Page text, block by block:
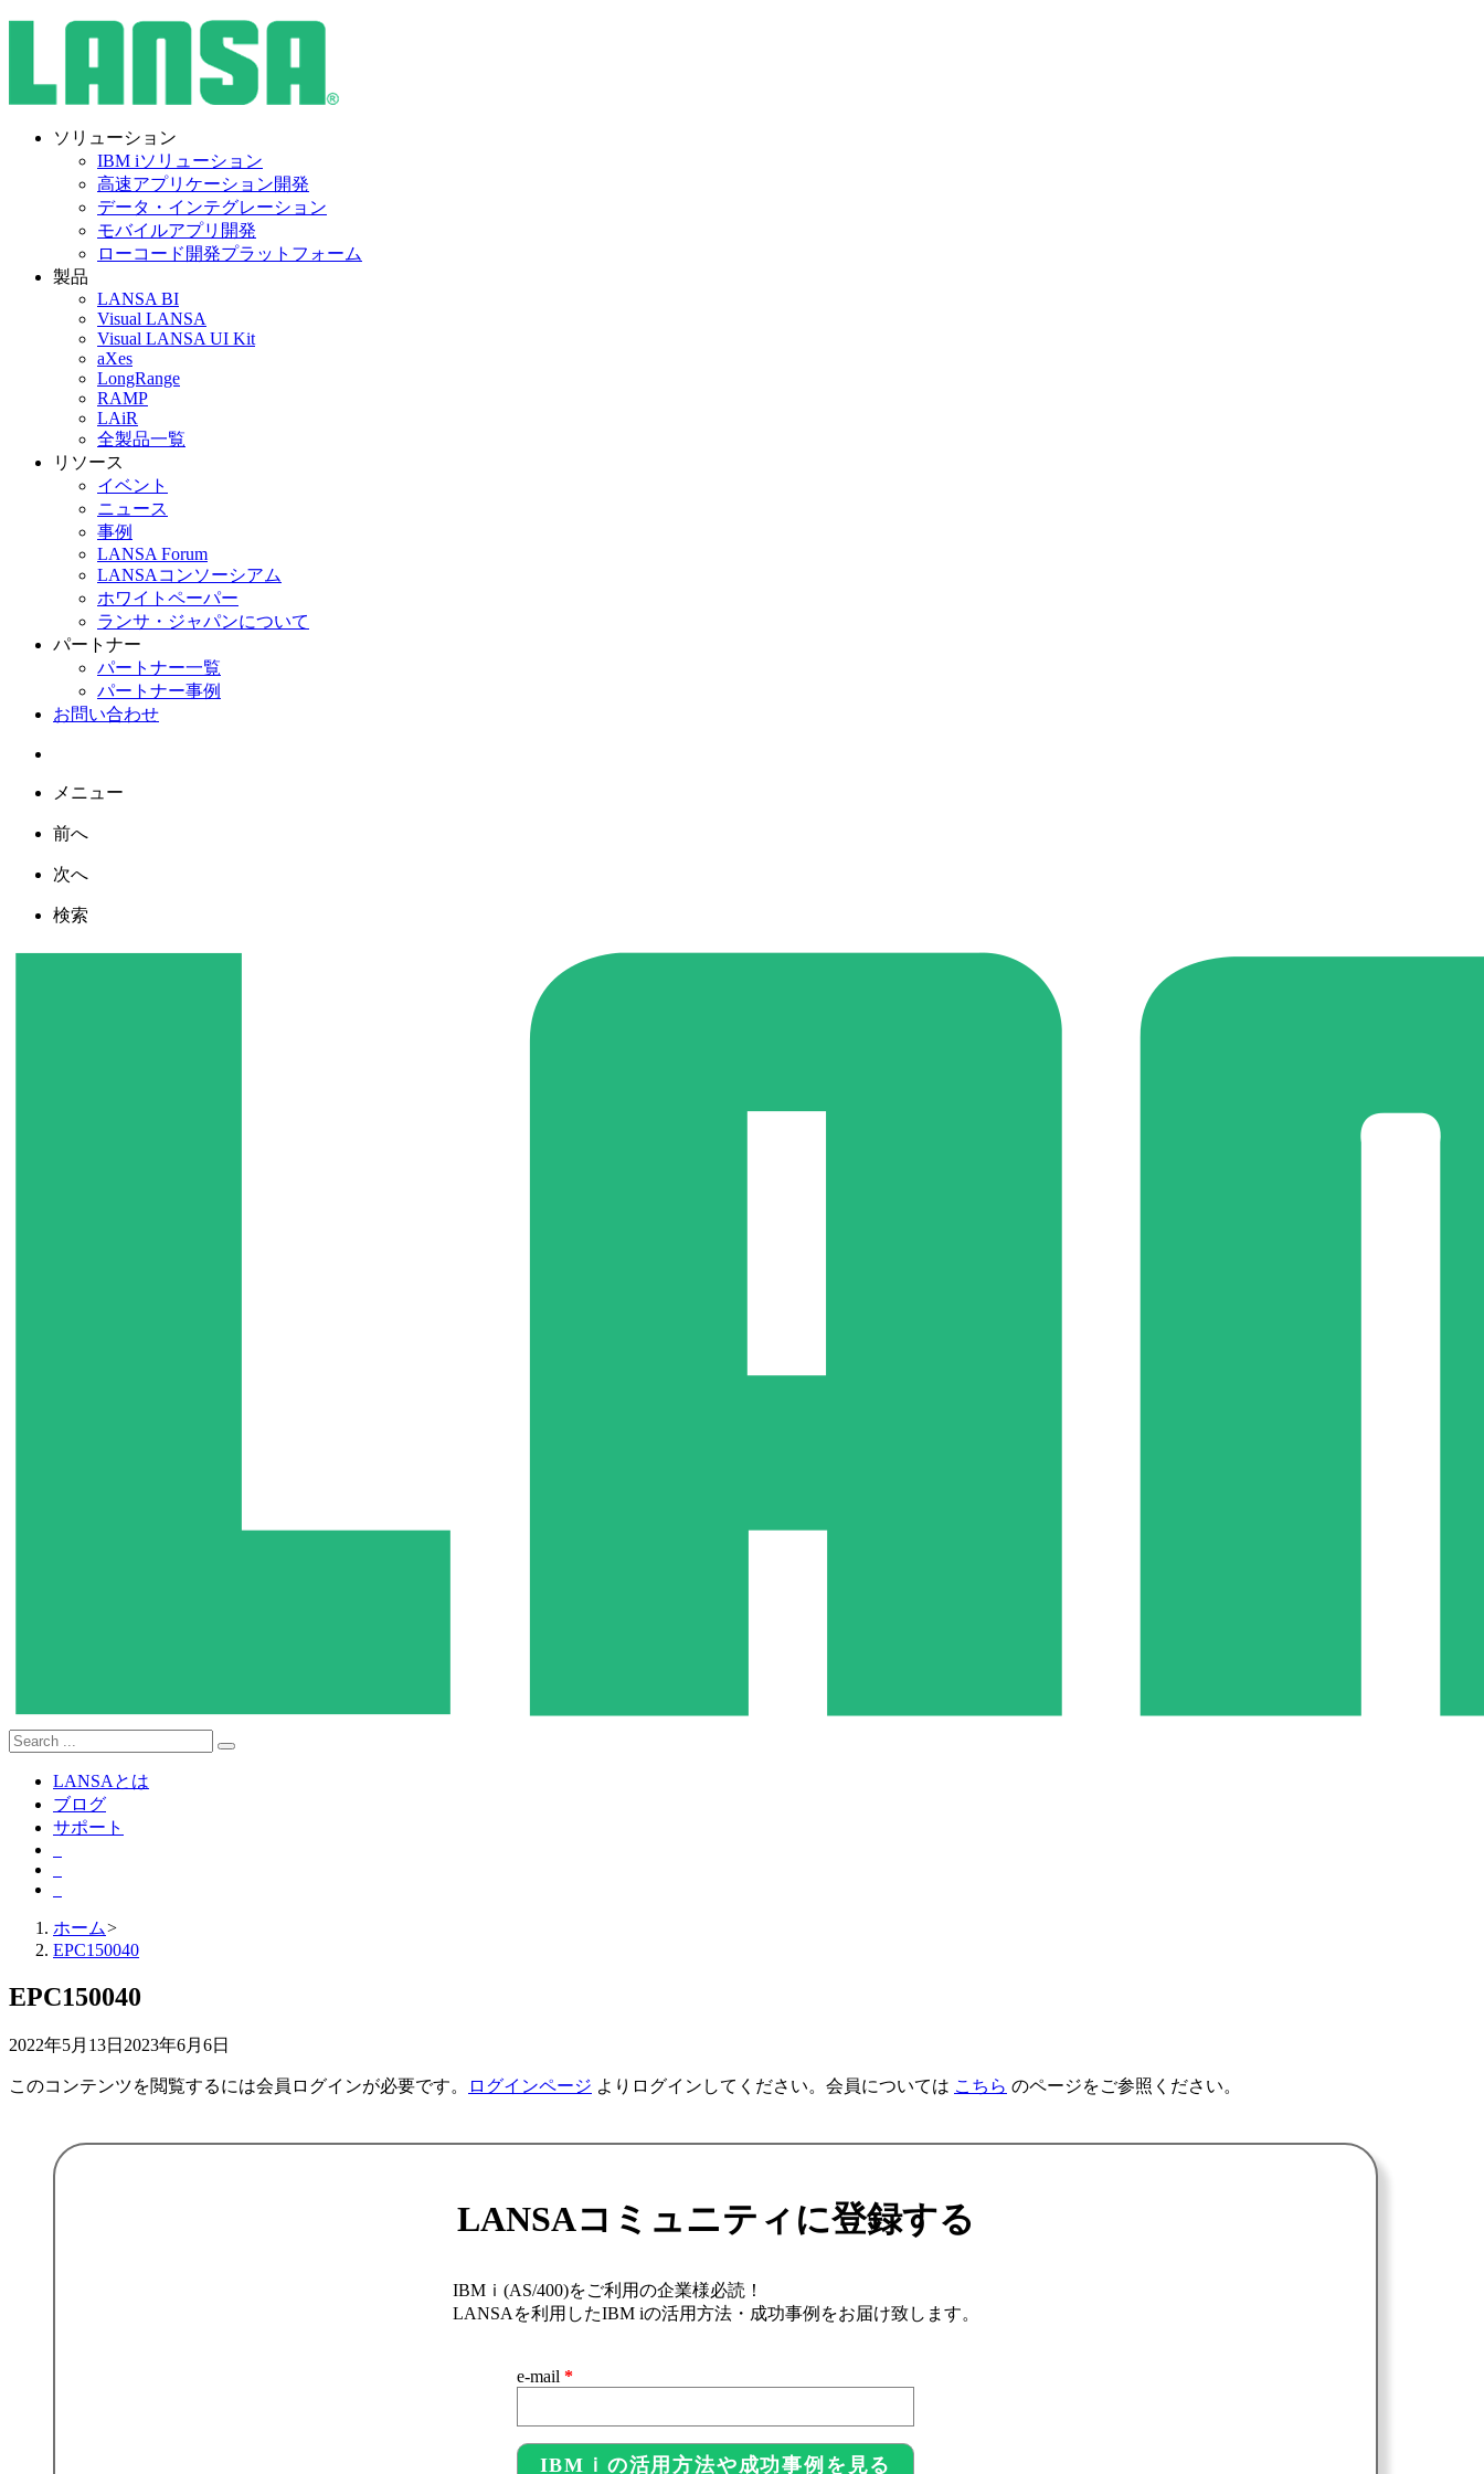
ソリューション
IBM iソリューション
高速アプリケーション開発
データ・インテグレーション
モバイルアプリ開発
ローコード開発プラットフォーム
製品
LANSA BI
Visual LANSA
Visual LANSA UI Kit
aXes
LongRange
RAMP
LAiR
全製品一覧
リソース
イベント
ニュース
事例
LANSA Forum
LANSAコンソーシアム
ホワイトペーパー
ランサ・ジャパンについて
パートナー
パートナー一覧
パートナー事例
お問い合わせ
メニュー
前へ
次へ
検索
LANSAとは
ブログ
サポート
ホーム>
EPC150040
EPC150040
2022年5月13日 2023年6月6日
このコンテンツを閲覧するには会員ログインが必要です。 ログインページ よりログインしてください。会員については こちら のページをご参照ください。
LANSAコミュニティに登録する
IBMｉ(AS/400)をご利用の企業様必読！
LANSAを利用したIBM iの活用方法・成功事例をお届け致します。
e-mail *